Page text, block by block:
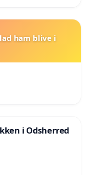
ham blive i
i Odsherred